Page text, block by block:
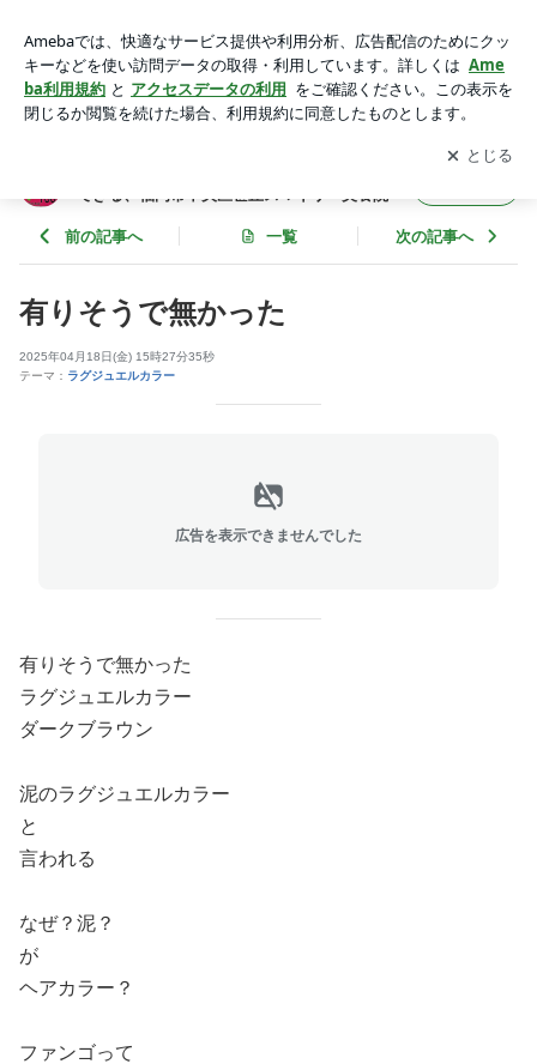
めができる、福岡市中央区笹丘スマイリー美養院
アプリをダウンロードして ブログの更新通知
を受け取りまし
ょう。
開く
できる、福岡市中央区笹丘スマイリー美養院
前の記事へ 一覧 次の記事へ
有りそうで無かった
2025年04月18日(金) 15時27分35秒
テーマ： ラグジュエルカラー
広告を表示できませんでした
有りそうで無かった
ラグジュエルカラー
ダークブラウン
泥のラグジュエルカラー
と
言われる
なぜ？泥？
が
ヘアカラー？
ファンゴって